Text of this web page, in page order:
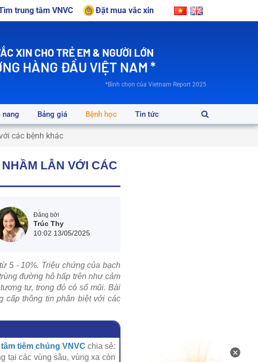
trung tâm VNVC Đặt mua vắc xin
XIN CHO TRẺ EM & NGƯỜI LỚN
HÀNG ĐẦU VIỆT NAM *
*Bình chọn của Vietnam Report 2025
nang Bảng giá Bệnh học Tin tức
các bệnh khác
LẪN VỚI CÁC
Đăng bởi
Trúc Thy
10:02 13/05/2025
5 - 10%. Triệu chứng của bạch
đường hô hấp trên như cảm
tự, trong đó có sổ mũi. Bài
cấp thông tin phân biệt với các
tiêm chủng VNVC chia sẻ:
tại các vùng sâu, vùng xa còn
×